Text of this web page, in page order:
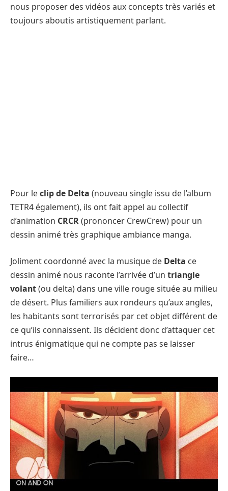
nous proposer des vidéos aux concepts très variés et
toujours aboutis artistiquement parlant.
Pour leclip de Delta (nouveau single issu de l’album
TETR4 également), ils ont fait appel au collectif
d’animation CRCR(prononcer CrewCrew) pour un
dessin animé très graphique ambiance manga.
Joliment coordonné avec la musique de Delta ce
dessin animé nous raconte l’arrivée d’un triangle
volant(ou delta) dans une ville rouge située au milieu
de désert. Plus familiers aux rondeurs qu’aux angles,
les habitants sont terrorisés par cet objet différent de
ce qu’ils connaissent. Ils décident donc d’attaquer cet
intrus énigmatique qui ne compte pas se laisser
faire…